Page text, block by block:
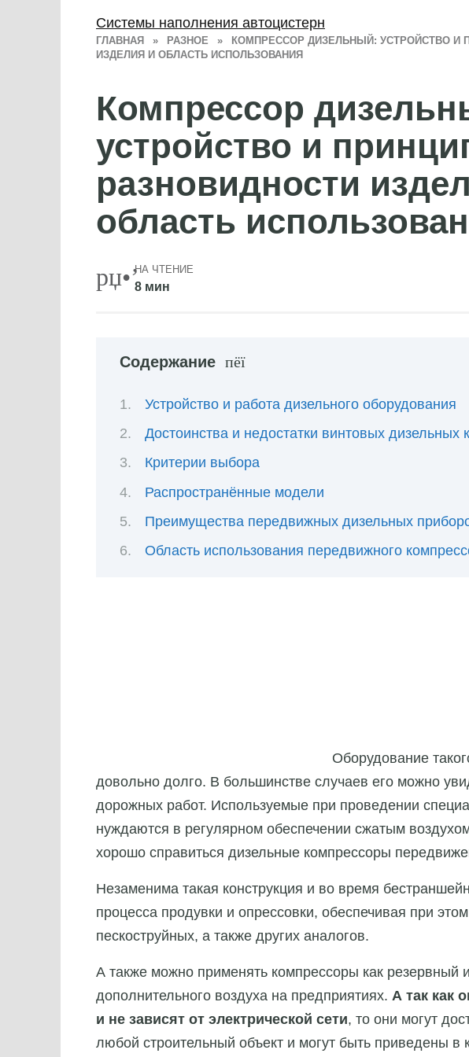
ГЛАВНАЯ » РАЗНОЕ »
КОМПРЕССОР ДИЗЕЛЬНЫЙ: УСТРОЙСТВО И
ИЗДЕЛИЯ И ОБЛАСТЬ ИСПОЛЬЗОВАНИЯ
Компрессор
устройство и
разновидности
область
НА ЧТЕНИЕ
8 мин
Содержание
Устройство и работа дизельного оборудования
Достоинства и недостатки винтовых дизельных
Критерии выбора
Распространённые модели
Преимущества передвижных дизельных
Область использования передвижного
Оборудование
довольно долго. В большинстве случаев его можно
дорожных работ. Используемые при проведении
нуждаются в регулярном обеспечении сжатым
хорошо справиться дизельные компрессоры
Незаменима такая конструкция и во время
процесса продувки и опрессовки, обеспечивая при
пескоструйных, а также других аналогов.
А также можно применять компрессоры как резервный
дополнительного воздуха на предприятиях. А так как
и не зависят от электрической сети, то они могут
любой строительный объект и могут быть приведены в
Системы наполнения автоцистерн